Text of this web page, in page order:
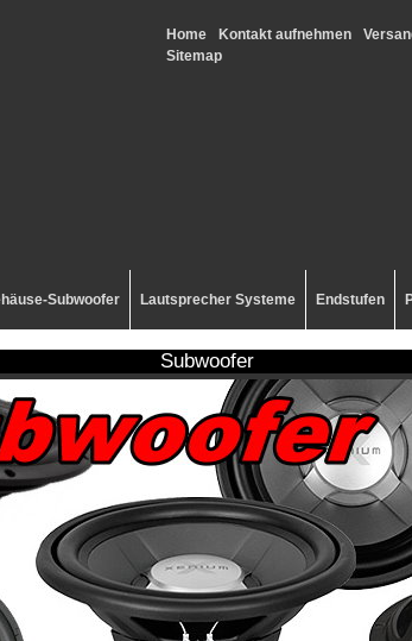
Home Kontakt aufnehmen
Sitemap
Subwoofer Lautsprecher Systeme Endstufen
Subwoofer